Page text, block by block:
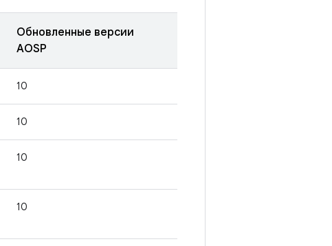
Обновленные версии
AOSP
10
10
10
10